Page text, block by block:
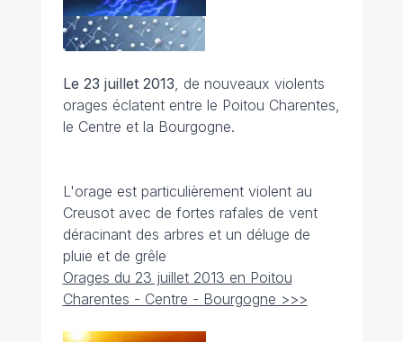
Le 23 juillet 2013, de nouveaux violents
orages éclatent entre le Poitou Charentes,
le Centre et la Bourgogne.
L'orage est particulièrement violent au
Creusot avec de fortes rafales de vent
déracinant des arbres et un déluge de
pluie et de grêle
Orages du 23 juillet 2013 en Poitou
Charentes - Centre - Bourgogne >>>